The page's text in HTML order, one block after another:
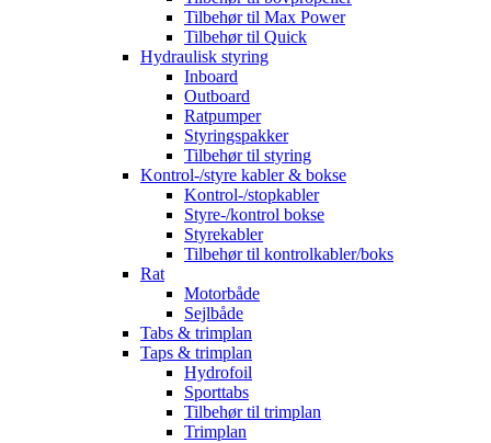
Tilbehør til Max Power
Tilbehør til Quick
Hydraulisk styring
Inboard
Outboard
Ratpumper
Styringspakker
Tilbehør til styring
Kontrol-/styre kabler & bokse
Kontrol-/stopkabler
Styre-/kontrol bokse
Styrekabler
Tilbehør til kontrolkabler/boks
Rat
Motorbåde
Sejlbåde
Tabs & trimplan
Taps & trimplan
Hydrofoil
Sporttabs
Tilbehør til trimplan
Trimplan